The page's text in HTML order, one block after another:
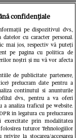
luni.
confidențiale
pe dispozitivul dvs.,
cu caracter personal.
mai jos, respectiv vă puteți
pe pagina cu politica de
noștri și nu vă vor afecta
de publicitate partenere,
prelucram date pentru a
continutul si anunturile
dvs., pentru a va oferi
a analiza traficul pe website.
in legatura cu prelucrarea
prin modalitatea
folosirea tuturor Tehnologiilor
la stocarea/accesarea